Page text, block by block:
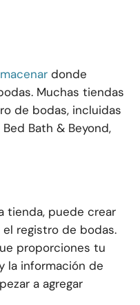
donde
Muchas tiendas
de bodas, incluidas
Bath & Beyond,
tienda, puede crear
registro de bodas.
proporciones tu
la información de
a agregar